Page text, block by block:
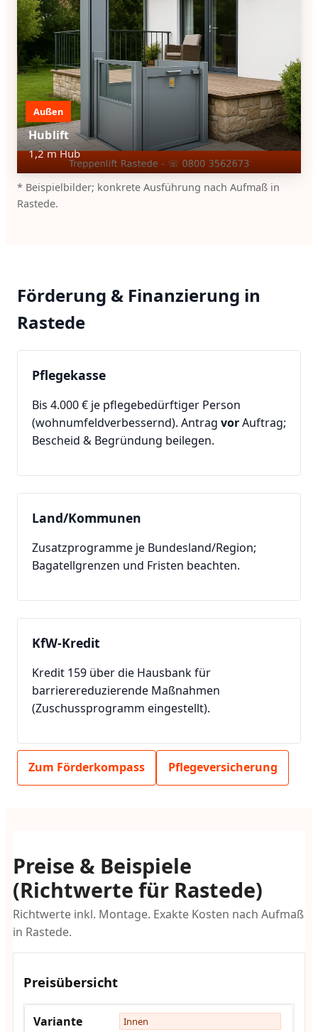
Außen
Hublift
1,2 m Hub
* Beispielbilder; konkrete Ausführung nach Aufmaß in
Rastede.
Förderung & Finanzierung in
Rastede
Pflegekasse
Bis 4.000 € je pflegebedürftiger Person
(wohnumfeldverbessernd). Antrag vorAuftrag;
Bescheid & Begründung beilegen.
Land/Kommunen
Zusatzprogramme je Bundesland/Region;
Bagatellgrenzen und Fristen beachten.
KfW-Kredit
Kredit 159 über die Hausbank für
barrierereduzierende Maßnahmen
(Zuschussprogramm eingestellt).
Zum Förderkompass Pflegeversicherung
Preise & Beispiele
(Richtwerte für Rastede)
Richtwerte inkl. Montage. Exakte Kosten nach Aufmaß
in Rastede.
Preisübersicht
Innen